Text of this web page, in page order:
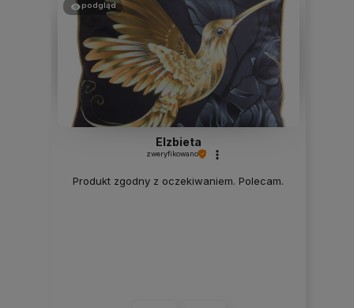
podgląd
Elzbieta
zweryfikowano
Produkt zgodny z oczekiwaniem. Polecam.